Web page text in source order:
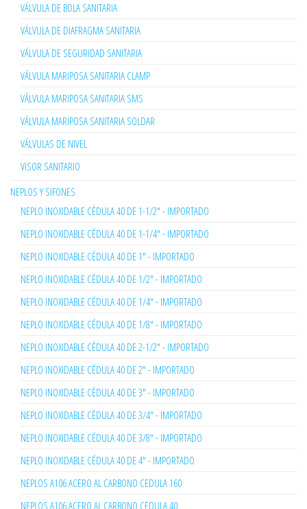
VÁLVULA DE BOLA SANITARIA
VÁLVULA DE DIAFRAGMA SANITARIA
VÁLVULA DE SEGURIDAD SANITARIA
VÁLVULA MARIPOSA SANITARIA CLAMP
VÁLVULA MARIPOSA SANITARIA SMS
VÁLVULA MARIPOSA SANITARIA SOLDAR
VÁLVULAS DE NIVEL
VISOR SANITARIO
NEPLOS Y SIFONES
NEPLO INOXIDABLE CÉDULA 40 DE 1-1/2" - IMPORTADO
NEPLO INOXIDABLE CÉDULA 40 DE 1-1/4" - IMPORTADO
NEPLO INOXIDABLE CÉDULA 40 DE 1" - IMPORTADO
NEPLO INOXIDABLE CÉDULA 40 DE 1/2" - IMPORTADO
NEPLO INOXIDABLE CÉDULA 40 DE 1/4" - IMPORTADO
NEPLO INOXIDABLE CÉDULA 40 DE 1/8" - IMPORTADO
NEPLO INOXIDABLE CÉDULA 40 DE 2-1/2" - IMPORTADO
NEPLO INOXIDABLE CÉDULA 40 DE 2" - IMPORTADO
NEPLO INOXIDABLE CÉDULA 40 DE 3" - IMPORTADO
NEPLO INOXIDABLE CÉDULA 40 DE 3/4" - IMPORTADO
NEPLO INOXIDABLE CÉDULA 40 DE 3/8" - IMPORTADO
NEPLO INOXIDABLE CÉDULA 40 DE 4" - IMPORTADO
NEPLOS A106 ACERO AL CARBONO CEDULA 160
NEPLOS A106 ACERO AL CARBONO CEDULA 40